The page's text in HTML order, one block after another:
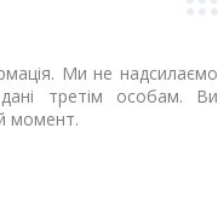
Ми не надсилаємо
третім особам. Ви
момент.